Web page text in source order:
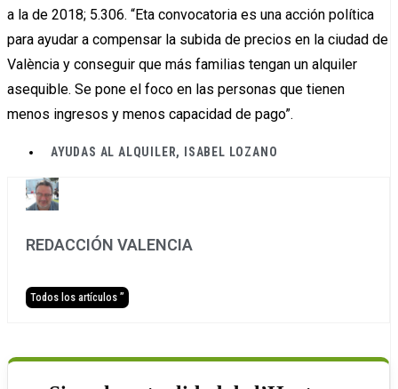
a la de 2018; 5.306. “Eta convocatoria es una acción política
para ayudar a compensar la subida de precios en la ciudad de
València y conseguir que más familias tengan un alquiler
asequible. Se pone el foco en las personas que tienen
menos ingresos y menos capacidad de pago”.
AYUDAS AL ALQUILER, ISABEL LOZANO
REDACCIÓN VALENCIA
Todos los artículos ”